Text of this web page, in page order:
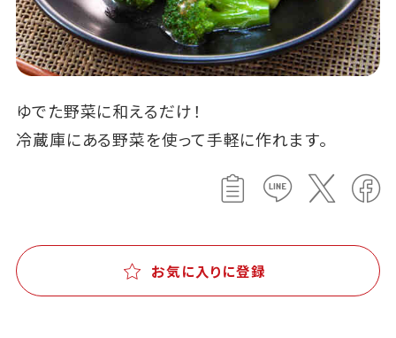
ゆでた野菜に和えるだけ！
冷蔵庫にある野菜を使って手軽に作れます。
お気に入りに登録